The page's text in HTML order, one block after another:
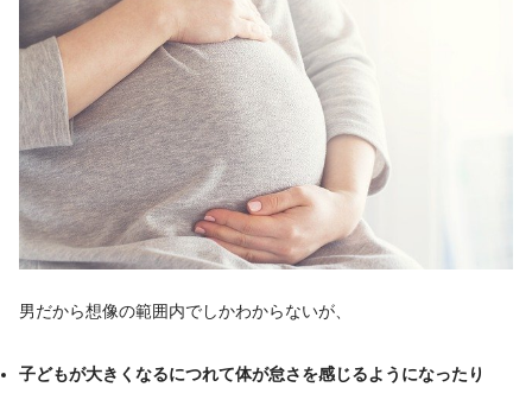
男だから想像の範囲内でしかわからないが、
子どもが大きくなるにつれて体が怠さを感じるようになったり